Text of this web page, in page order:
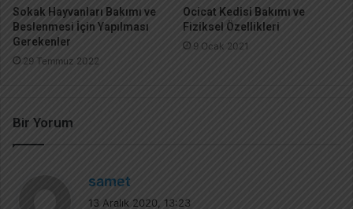
Sokak Hayvanları Bakımı ve
Beslenmesi İçin Yapılması
Gerekenler
29 Temmuz 2022
Ocicat Kedisi Bakımı ve
Fiziksel Özellikleri
9 Ocak 2021
Bir Yorum
samet
e
13 Aralık 2020, 13:23